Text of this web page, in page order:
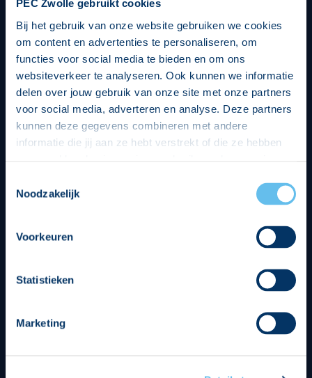
PEC Zwolle gebruikt cookies
Bij het gebruik van onze website gebruiken we cookies
om content en advertenties te personaliseren, om
functies voor social media te bieden en om ons
websiteverkeer te analyseren. Ook kunnen we informatie
delen over jouw gebruik van onze site met onze partners
voor social media, adverteren en analyse. Deze partners
kunnen deze gegevens combineren met andere
informatie die jij aan ze hebt verstrekt of die ze hebben
op een veilige en integere wijze. Je kunt je toestemming
beheren op de privacy- en cookieverklaring pagina.
Noodzakelijk
Voorkeuren
Statistieken
Marketing